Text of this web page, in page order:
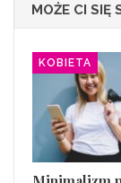
MOŻE CI SIĘ
KOBIETA